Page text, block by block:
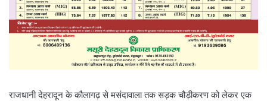
राजधानी देहरादून के कौलागढ़ से मसंदावाला तक सड़क चौड़ीकरण को लेकर एक